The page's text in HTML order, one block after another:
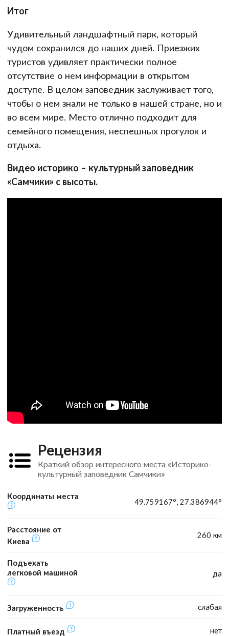
Итог
Удивительный ландшафтный парк, который
чудом сохранился до наших дней. Приезжих
туристов удивляет практически полное
отсутствие о нем информации в открытом
доступе. В целом заповедник заслуживает того,
чтобы о нем знали не только в нашей стране, но и
во всем мире. Место отлично подходит для
семейного помещения, неспешных прогулок и
отдыха.
Видео историко – культурный заповедник
«Самчики» с высоты.
Рецензия
Краткий обзор интересного места «Историко-
культурный заповедник Самчики»
Координаты места
49.759167°, 27.386944°
Расстояние от
Киева
260 км
Подъехать
легковой машиной
да
Загруженность слабая
Платный въезд нет